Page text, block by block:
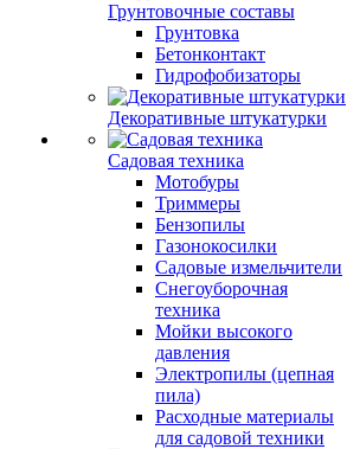
Грунтовочные составы
Грунтовка
Бетонконтакт
Гидрофобизаторы
Декоративные штукатурки
Садовая техника
Мотобуры
Триммеры
Бензопилы
Газонокосилки
Садовые измельчители
Снегоуборочная
техника
Мойки высокого
давления
Электропилы (цепная
пила)
Расходные материалы
для садовой техники